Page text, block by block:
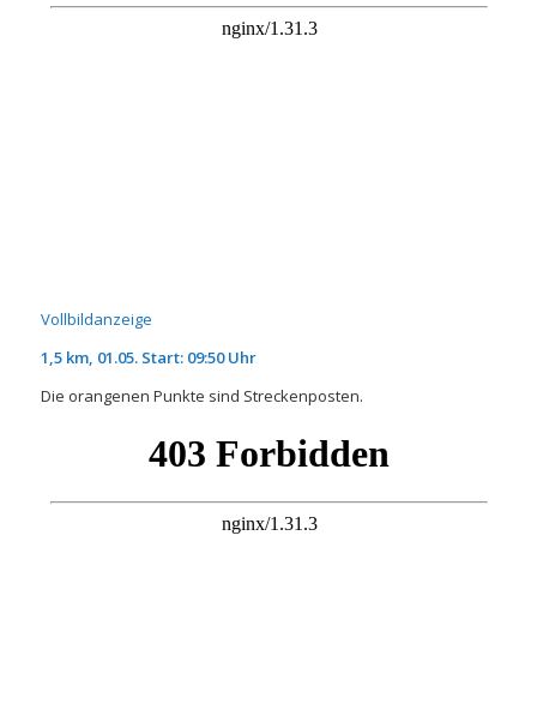
Vollbildanzeige
1,5 km, 01.05. Start: 09:50 Uhr
Die orangenen Punkte sind Streckenposten.